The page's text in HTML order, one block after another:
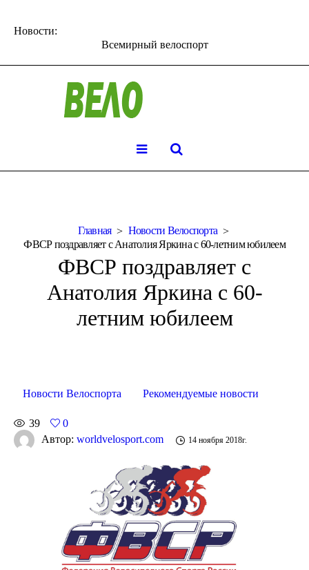
Новости:
Всемирный велоспорт
Главная
Новости Велоспорта
ФВСР поздравляет с Анатолия Яркина с 60-летним юбилеем
ФВСР поздравляет с
Анатолия Яркина с 60-
летним юбилеем
Новости Велоспорта Рекомендуемые новости
39
0
Автор: worldvelosport.com 14 ноября 2018г.